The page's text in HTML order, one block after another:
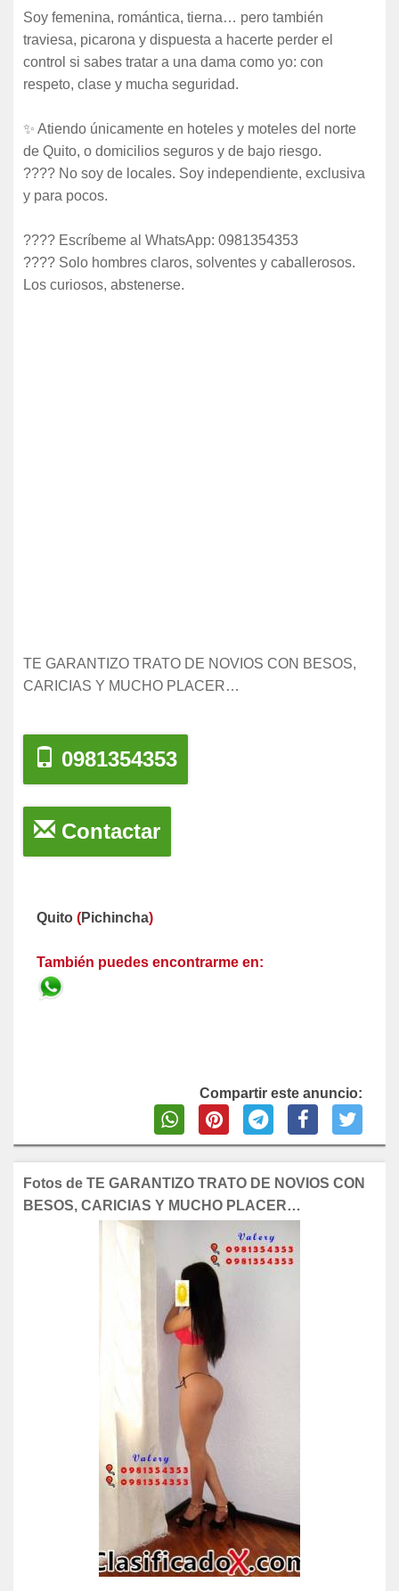
Soy femenina, romántica, tierna… pero también
traviesa, picarona y dispuesta a hacerte perder el
control si sabes tratar a una dama como yo: con
respeto, clase y mucha seguridad.
✨ Atiendo únicamente en hoteles y moteles del norte
de Quito, o domicilios seguros y de bajo riesgo.
???? No soy de locales. Soy independiente, exclusiva
y para pocos.
???? Escríbeme al WhatsApp: 0981354353
???? Solo hombres claros, solventes y caballerosos.
Los curiosos, abstenerse.
TE GARANTIZO TRATO DE NOVIOS CON BESOS,
CARICIAS Y MUCHO PLACER…
0981354353
Contactar
Quito (Pichincha)
También puedes encontrarme en:
Compartir este anuncio:
Fotos de TE GARANTIZO TRATO DE NOVIOS CON
BESOS, CARICIAS Y MUCHO PLACER…